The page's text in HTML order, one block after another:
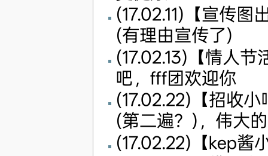
(17.02.11)【宣传
(有理由宣传了)
(17.02.13)【情人
吧，fff团欢迎你
(17.02.22)【招收
(第二遍？)，伟大
(17.02.22)【kep酱